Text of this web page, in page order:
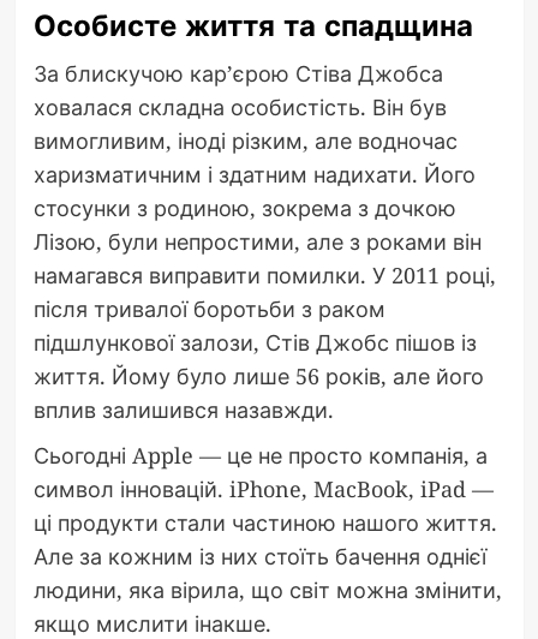
Особисте життя та спадщина
За блискучою кар’єрою Стіва Джобса
ховалася складна особистість. Він був
вимогливим, іноді різким, але водночас
харизматичним і здатним надихати. Його
стосунки з родиною, зокрема з дочкою
Лізою, були непростими, але з роками він
намагався виправити помилки. У 2011 році,
після тривалої боротьби з раком
підшлункової залози, Стів Джобс пішов із
життя. Йому було лише 56 років, але його
вплив залишився назавжди.
Сьогодні Apple — це не просто компанія, а
символ інновацій. iPhone, MacBook, iPad —
ці продукти стали частиною нашого життя.
Але за кожним із них стоїть бачення однієї
людини, яка вірила, що світ можна змінити,
якщо мислити інакше.